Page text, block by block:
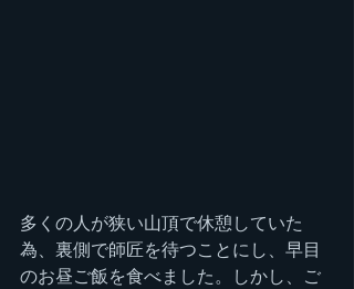
多くの人が狭い山頂で休憩していた
為、裏側で師匠を待つことにし、早目
のお昼ご飯を食べました。しかし、ご